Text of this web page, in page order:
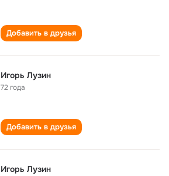
Добавить в друзья
Игорь Лузин
72 года
Добавить в друзья
Игорь Лузин